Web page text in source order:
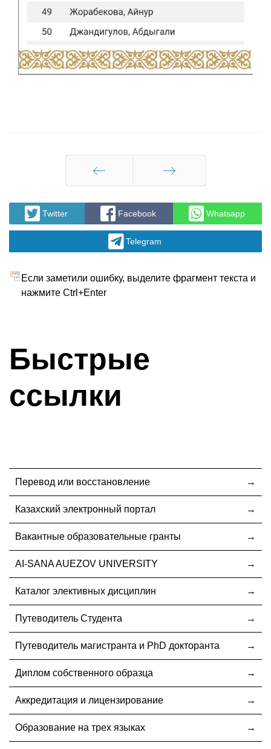
Назад Вперед
Twitter Facebook Whatsapp
Telegram
Если заметили ошибку, выделите фрагмент текста и
нажмите Ctrl+Enter
Быстрые
ссылки
Перевод или восстановление
Казахский электронный портал
Вакантные образовательные гранты
AI-SANA AUEZOV UNIVERSITY
Каталог элективных дисциплин
Путеводитель Студента
Путеводитель магистранта и PhD докторанта
Диплом собственного образца
Аккредитация и лицензирование
Образование на трех языках